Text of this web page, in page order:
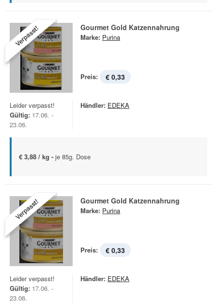
Verpasst! Gourmet Gold Katzennahrung
Marke: Purina
Preis: € 0,33
Leider verpasst!
Gültig: 17.06. -
23.06.
Händler: EDEKA
€ 3,88 / kg - je 85g. Dose
Verpasst! Gourmet Gold Katzennahrung
Marke: Purina
Preis: € 0,33
Leider verpasst!
Gültig: 17.06. -
23.06.
Händler: EDEKA